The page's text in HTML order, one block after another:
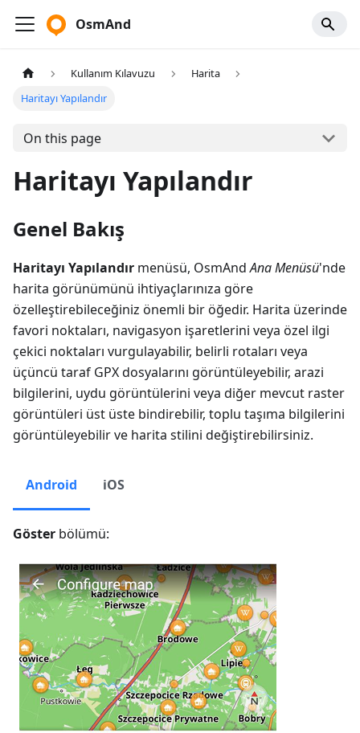
OsmAnd
Kullanım Kılavuzu
Harita
Haritayı Yapılandır
On this page
Haritayı Yapılandır
Genel Bakış
Haritayı Yapılandır menüsü, OsmAndAna Menüsü'nde
harita görünümünü ihtiyaçlarınıza göre
özelleştirebileceğiniz önemli bir öğedir. Harita üzerinde
favori noktaları, navigasyon işaretlerini veya özel ilgi
çekici noktaları vurgulayabilir, belirli rotaları veya
üçüncü taraf GPX dosyalarını görüntüleyebilir, arazi
bilgilerini, uydu görüntülerini veya diğer mevcut raster
görüntüleri üst üste bindirebilir, toplu taşıma bilgilerini
görüntüleyebilir ve harita stilini değiştirebilirsiniz.
Android iOS
Göster bölümü: